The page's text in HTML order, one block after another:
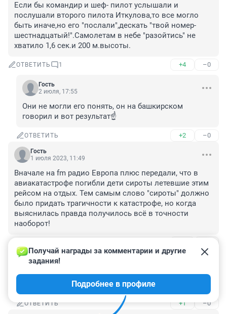
Если бы командир и шеф- пилот услышали и
послушали второго пилота Иткулова,то все могло
быть иначе,но его "послали",дескать "твой номер-
шестнадцатый!".Самолетам в небе "разойтись" не
хватило 1,6 сек.и 200 м.высоты.
ОТВЕТИТЬ 1 +4 –0
Гость
2 июля, 17:55
Они не могли его понять, он на башкирском
говорил и вот результат☝️
ОТВЕТИТЬ +2 –0
Гость
1 июля 2023, 11:49
Вначале на fm радио Европа плюс передали, что в
авиакатастрофе погибли дети сироты летевшие этим
рейсом на отдых. Тем самым слово "сироты" должно
было придать трагичности к катастрофе, но когда
выяснилась правда получилось всё в точности
наоборот!
Гость
Добрый самаритянин, 👍
ОТВЕТИТЬ +1 –0
Получай награды за комментарии и другие
задания!
Подробнее в профиле